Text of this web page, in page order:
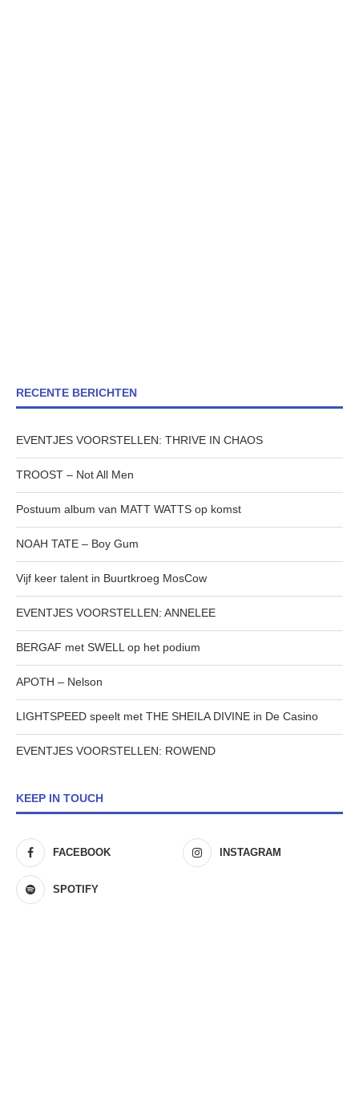
RECENTE BERICHTEN
EVENTJES VOORSTELLEN: THRIVE IN CHAOS
TROOST – Not All Men
Postuum album van MATT WATTS op komst
NOAH TATE – Boy Gum
Vijf keer talent in Buurtkroeg MosCow
EVENTJES VOORSTELLEN: ANNELEE
BERGAF met SWELL op het podium
APOTH – Nelson
LIGHTSPEED speelt met THE SHEILA DIVINE in De Casino
EVENTJES VOORSTELLEN: ROWEND
KEEP IN TOUCH
FACEBOOK INSTAGRAM
SPOTIFY